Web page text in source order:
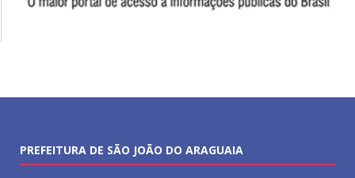
PREFEITURA DE SÃO JOÃO DO ARAGUAIA